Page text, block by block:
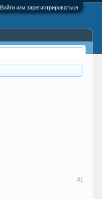
Войти или зарегистрироваться
#1